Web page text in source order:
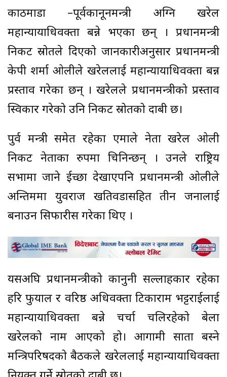
काठमाडौं –पूर्वकानूनमन्त्री अग्नि खरेल
महान्यायाधिवक्ता बन्ने भएका छन् । प्रधानमन्त्री
निकट स्रोतले दिएको जानकारीअनुसार प्रधानमन्त्री
केपी शर्मा ओलीले खरेललाई महान्यायाधिवक्ता बन्न
प्रस्ताव गरेका छन् । खरेलले प्रधानमन्त्रीको प्रस्ताव
स्विकार गरेको उनि निकट स्रोतको दाबी छ।
पुर्व मन्त्री समेत रहेका एमाले नेता खरेल ओली
निकट नेताका रुपमा चिनिन्छन् । उनले राष्ट्रिय
सभामा जाने ईच्छा देखाएपनि प्रधानमन्त्री ओलीले
अन्तिममा युवराज खतिवडासहित तीन जनालाई
बनाउन सिफारीस गरेका थिए ।
यसअघि प्रधानमन्त्रीको कानुनी सल्लाहकार रहेका
हरि फुयाल र वरिष्ठ अधिवक्ता टिकाराम भट्टराईलाई
महान्यायाधिवक्ता बन्ने चर्चा चलिरहेको बेला
खरेलको नाम आएको हो। आगामी साता बस्ने
मन्त्रिपरिषदको बैठकले खरेललाई महान्यायाधिवक्ता